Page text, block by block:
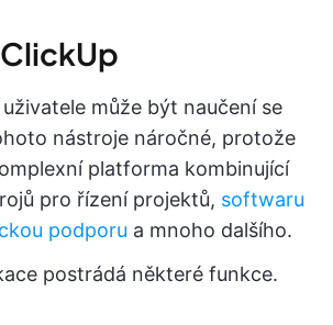
může být naučení se
nástroje náročné, protože
platforma kombinující
pro řízení projektů, softwaru
podporu a mnoho dalšího.
postrádá některé funkce.